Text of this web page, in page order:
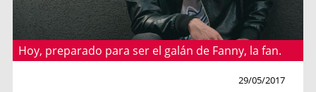
Hoy, preparado para ser el galán de Fanny, la fan.
29/05/2017